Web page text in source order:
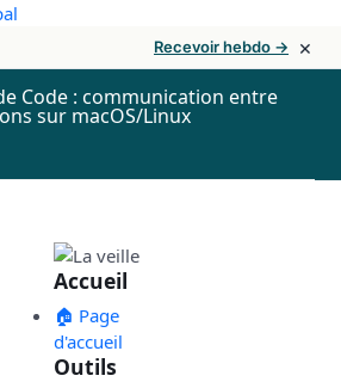
Recevoir hebdo → ×
Code : communication entre
sur macOS/Linux
Accueil
🏠 Page
d'accueil
Outils